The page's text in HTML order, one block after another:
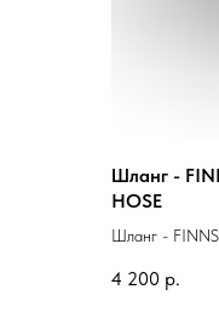
Шланг -
HOSE
Шланг -
4 200 р.